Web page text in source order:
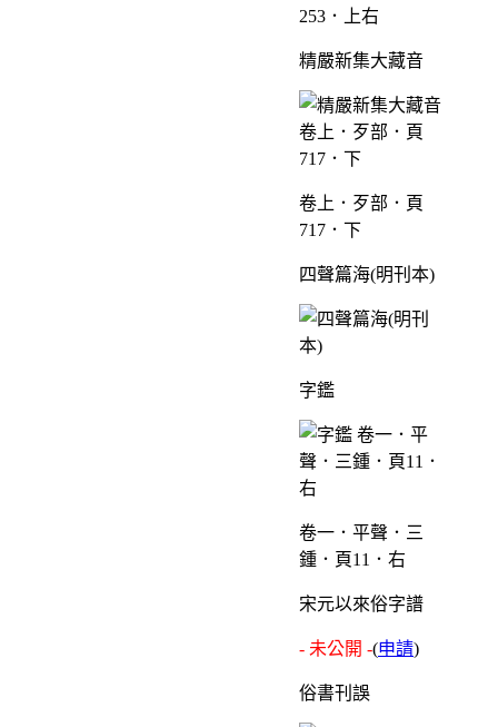
253．上右
精嚴新集大藏音
卷上．歹部．頁
717．下
四聲篇海(明刊本)
字鑑
卷一．平聲．三
鍾．頁11．右
宋元以來俗字譜
- 未公開 -(申請)
俗書刊誤